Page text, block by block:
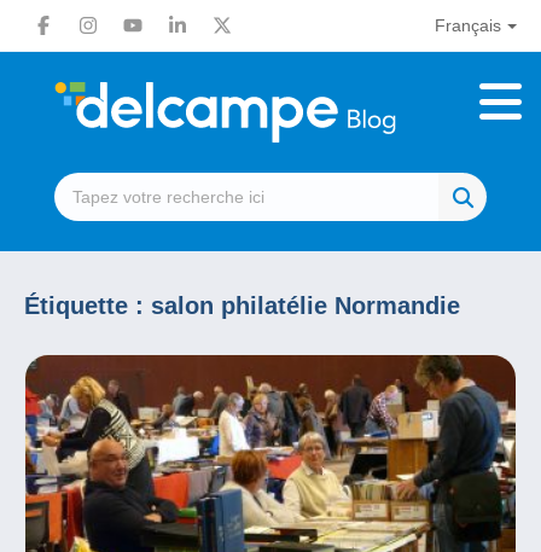
Français
Étiquette : salon philatélie Normandie